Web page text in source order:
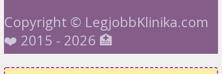
Copyright © LegjobbKlinika.com
❤️ 2015 - 2026 🏥